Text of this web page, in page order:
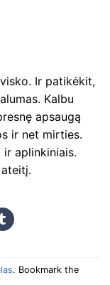
Ir patikėkit,
Kalbu
apsaugą
ir net mirties.
aplinkiniais.
. Bookmark the